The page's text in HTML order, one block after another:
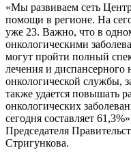
«Мы развиваем сеть
помощи в регионе. На
уже 23. Важно, что в
онкологическими
могут пройти полный
лечения и диспансерного
онкологической службы,
также удается повышать
онкологических
сегодня составляет
Председателя
Стригункова.